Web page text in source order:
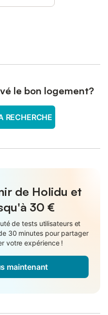
le bon logement?
RECHERCHE
de Holidu et
30 €
de tests utilisateurs et
30 minutes pour partager
votre expérience !
maintenant